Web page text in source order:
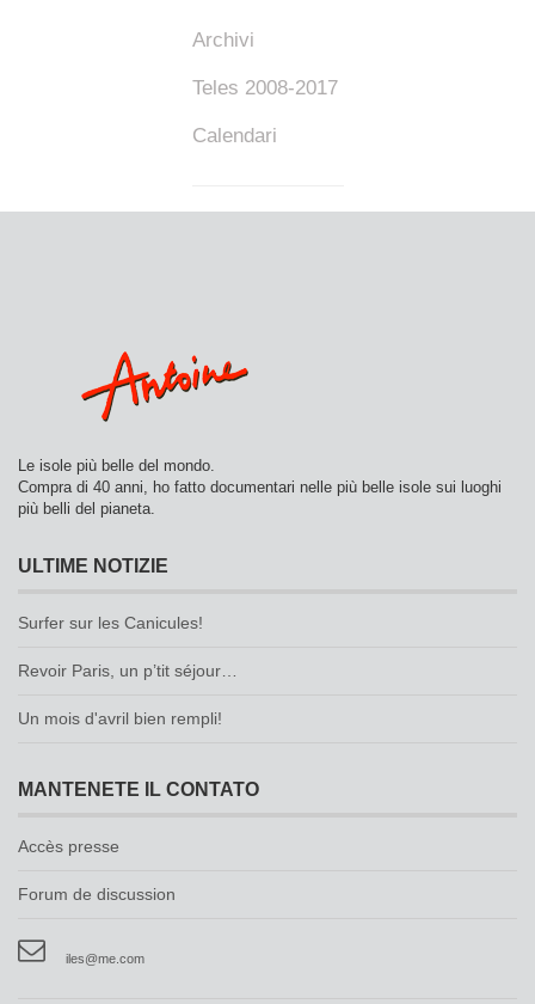
Archivi
Teles 2008-2017
Calendari
Le isole più belle del mondo.
Compra di 40 anni, ho fatto documentari nelle più belle isole sui luoghi
più belli del pianeta.
ULTIME NOTIZIE
Surfer sur les Canicules!
Revoir Paris, un p’tit séjour…
Un mois d'avril bien rempli!
MANTENETE IL CONTATO
Accès presse
Forum de discussion
iles@me.com